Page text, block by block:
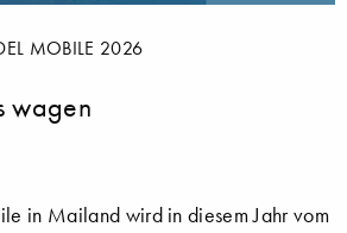
MOBILE 2026
wagen
in Mailand wird in diesem Jahr vom